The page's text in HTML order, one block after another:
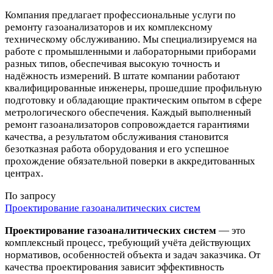
Компания предлагает профессиональные услуги по
ремонту газоанализаторов и их комплексному
техническому обслуживанию. Мы специализируемся на
работе с промышленными и лабораторными приборами
разных типов, обеспечивая высокую точность и
надёжность измерений. В штате компании работают
квалифицированные инженеры, прошедшие профильную
подготовку и обладающие практическим опытом в сфере
метрологического обеспечения. Каждый выполненный
ремонт газоанализаторов сопровождается гарантиями
качества, а результатом обслуживания становится
безотказная работа оборудования и его успешное
прохождение обязательной поверки в аккредитованных
центрах.
По запросу
Проектирование газоаналитических систем
Проектирование газоаналитических систем — это
комплексный процесс, требующий учёта действующих
нормативов, особенностей объекта и задач заказчика. От
качества проектирования зависит эффективность